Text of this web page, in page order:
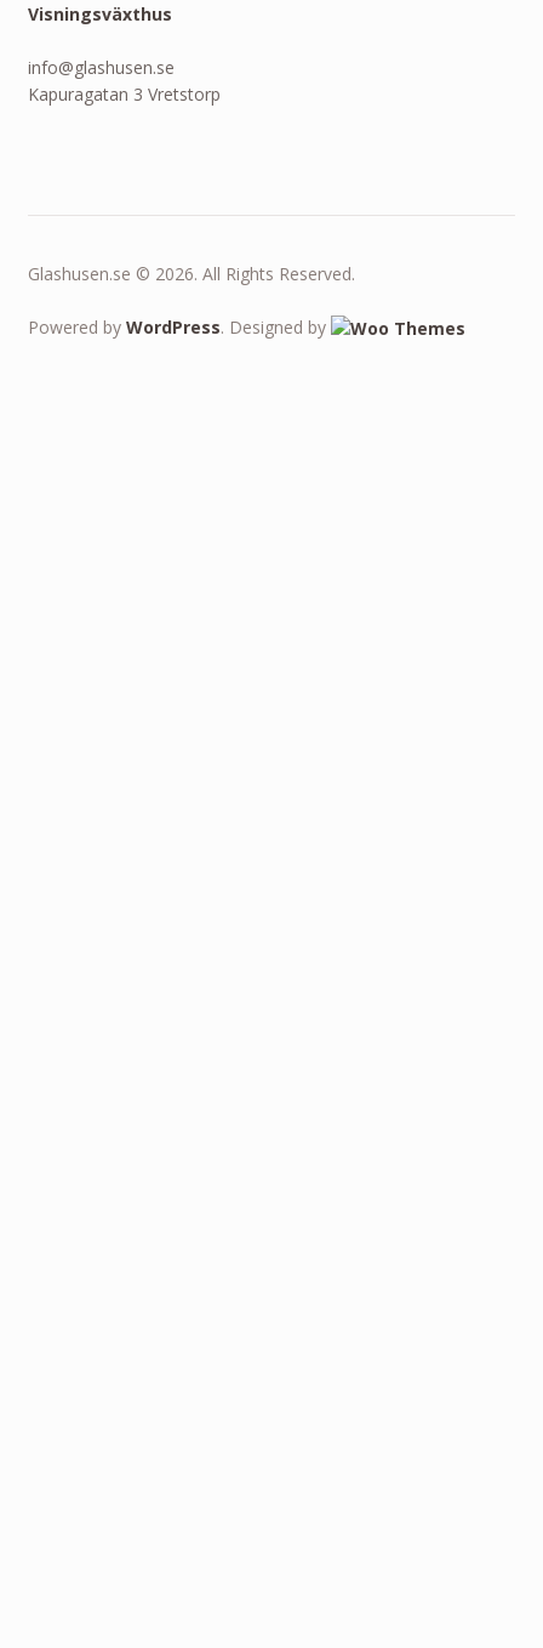
Visningsväxthus
info@glashusen.se
Kapuragatan 3 Vretstorp
Glashusen.se © 2026. All Rights Reserved.
Powered by WordPress. Designed by